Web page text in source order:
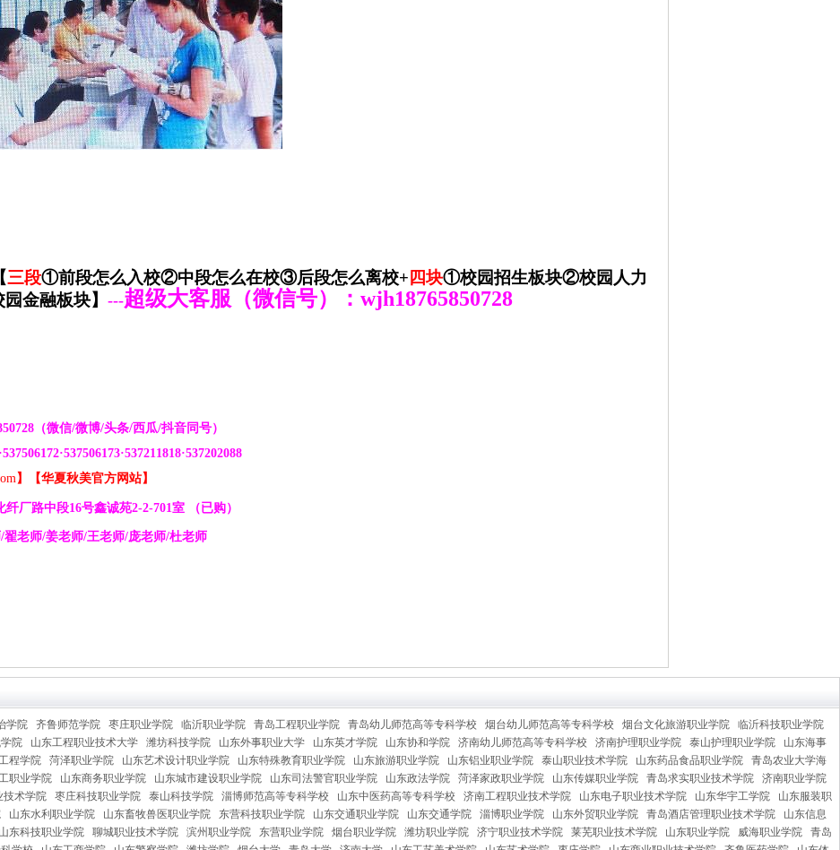
三段①前段怎么入校②中段怎么在校③后段怎么离校+ 四块①校园招生板块②校园人力
金融板块】 ---超级大客服（微信号）： wjh18765850728
（微信/微博/头条/西瓜/抖音同号）
·537506172·537506173·537211818·537202088
】【华夏秋美官方网站】
纤厂路中段16号鑫诚苑2-2-701室 （已购）
/翟老师/姜老师/王老师/庞老师/杜老师
学院 齐鲁师范学院 枣庄职业学院 临沂职业学院 青岛工程职业学院 青岛幼儿师范高等专科学校 烟台幼儿师范高等专科学校 烟台文化旅游职业学院
临沂科技职业学院
院 山东工程职业技术大学 潍坊科技学院 山东外事职业大学 山东英才学院 山东协和学院 济南幼儿师范高等专科学校 济南护理职业学院 泰山护理职业学院
山东海事
程学院 菏泽职业学院 山东艺术设计职业学院 山东特殊教育职业学院 山东旅游职业学院 山东铝业职业学院 泰山职业技术学院 山东药品食品职业学院
青岛农业大学海
职业学院 山东商务职业学院 山东城市建设职业学院 山东司法警官职业学院 山东政法学院 菏泽家政职业学院 山东传媒职业学院 青岛求实职业技术学院
济南职业学院
技术学院 枣庄科技职业学院 泰山科技学院 淄博师范高等专科学校 山东中医药高等专科学校 济南工程职业技术学院 山东电子职业技术学院 山东华宇工学院
山东服装职
山东水利职业学院 山东畜牧兽医职业学院 东营科技职业学院 山东交通职业学院 山东交通学院 淄博职业学院 山东外贸职业学院 青岛酒店管理职业技术学院
山东信息
山东科技职业学院 聊城职业技术学院 滨州职业学院 东营职业学院 烟台职业学院 潍坊职业学院 济宁职业技术学院 莱芜职业技术学院 山东职业学院 威海职业学院
青岛